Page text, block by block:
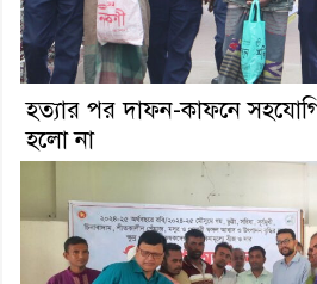
হত্যার পর দাফন-কাফনে
হলো না